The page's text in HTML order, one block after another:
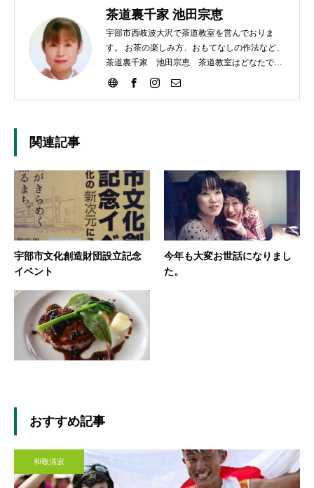
茶道裏千家 池田宗恵
宇部市西岐波大沢で茶道教室を営んでおりま
す。 お茶の楽しみ方、おもてなしの作法など、
茶道裏千家 池田宗恵 茶道教室はどなたでも
ご参加いただけます。
関連記事
宇部市文化創造財団設立記念
イベント
今年も大変お世話になりまし
た。
おすすめ記事
和敬清寂